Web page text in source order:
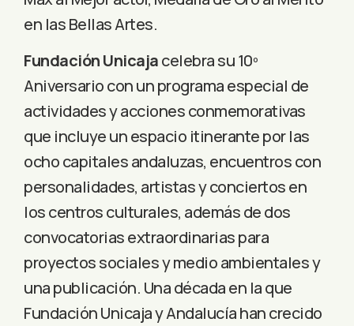
en las Bellas Artes​.
Fundación Unicajacelebra su 10º
Aniversario con un programa especial de
actividades y acciones conmemorativas
que incluye un espacio itinerante por las
ocho capitales andaluzas, encuentros con
personalidades, artistas y conciertos en
los centros culturales, además de dos
convocatorias extraordinarias para
proyectos sociales y medio ambientales y
una publicación. Una década en la que
Fundación Unicaja y Andalucía han crecido